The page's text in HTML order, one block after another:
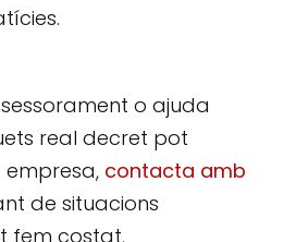
o ajuda
real decret pot
contacta amb
de situacions
fem costat.